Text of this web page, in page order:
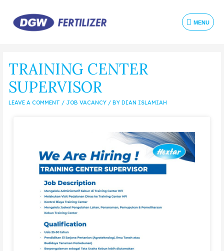
MENU
TRAINING CENTER
SUPERVISOR
LEAVE A COMMENT / JOB VACANCY/ BY DIAN ISLAMIAH